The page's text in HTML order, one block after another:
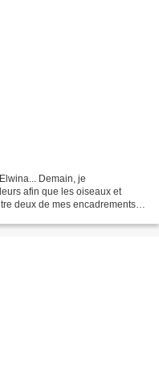
Demain, je
afin que les oiseaux et
deux de mes encadrements